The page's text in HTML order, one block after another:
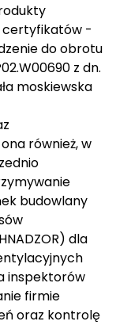
certyfikatów -
do obrotu
z dn.
moskiewska
ona również, w
budowlany
dla
inspektorów
firmie
oraz kontrolę